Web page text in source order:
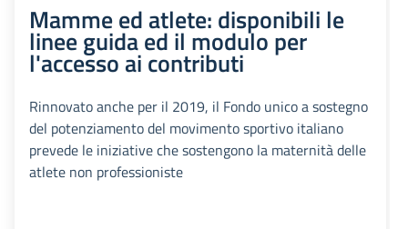
Mamme ed atlete: disponibili le
linee guida ed il modulo per
l'accesso ai contributi
Rinnovato anche per il 2019, il Fondo unico a sostegno
del potenziamento del movimento sportivo italiano
prevede le iniziative che sostengono la maternità delle
atlete non professioniste